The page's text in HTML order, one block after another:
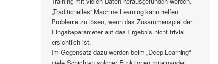
„Traditionelles“ Machine Learning kann helfen
Probleme zu lösen, wenn das Zusammenspiel der
Eingabeparameter auf das Ergebnis nicht trivial
ersichtlich ist.
Im Gegensatz dazu werden beim „Deep Learning“